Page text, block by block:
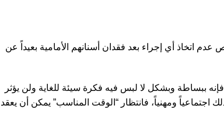
اتخاذ أي إجراء بعد فقدان أسنانهم الأمامية بعيداً عن
فإنه ببساطة وبشكل لا لبس فيه فكرة سيئة للغاية ولن يؤثر
ومهنياً، فانتظار “الوقت المناسب” يمكن أن يعقد